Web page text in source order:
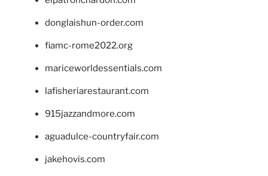
donglaishun-order.com
fiamc-rome2022.org
mariceworldessentials.com
lafisheriarestaurant.com
915jazzandmore.com
aguadulce-countryfair.com
jakehovis.com